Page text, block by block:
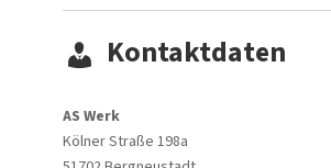
Kontaktdaten
AS Werk
Kölner Straße 198a